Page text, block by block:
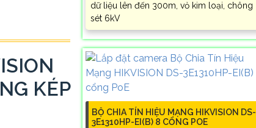
KÉP
dữ liệu lên đến 300m, vỏ kim loại, chông
sét 6kV
BỘ CHIA TÍN HIỆU MẠNG HIKVISION DS-
3E1310HP-EI(B) 8 CỔNG POE